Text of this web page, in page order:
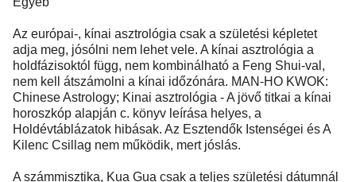
Az európai-, kínai asztrológia csak a születési képletet
adja meg, jósólni nem lehet vele. A kínai asztrológia a
holdfázisoktól függ, nem kombinálható a Feng Shui-val,
nem kell átszámolni a kínai időzónára. MAN-HO KWOK:
Chinese Astrology; Kinai asztrológia - A jövő titkai a kínai
horoszkóp alapján c. könyv leírása helyes, a
Holdévtáblázatok hibásak. Az Esztendők Istenségei és A
Kilenc Csillag nem működik, mert jóslás.
A számmisztika, Kua Gua csak a teljes születési dátumnál